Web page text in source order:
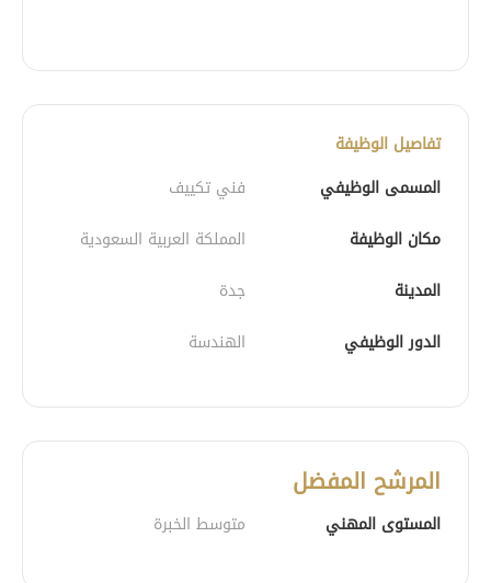
تفاصيل الوظيفة
المسمى الوظيفي
فني تكييف
مكان الوظيفة
المملكة العربية السعودية
المدينة
جدة
الدور الوظيفي
الهندسة
المرشح المفضل
المستوى المهني متوسط الخبرة